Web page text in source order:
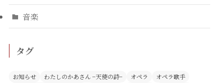
音楽
タグ
お知らせ わたしのかあさん −天使の詩− オペラ
オペラ歌手